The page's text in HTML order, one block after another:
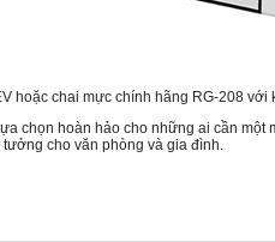
hoặc chai mực chính hãng RG-208
chọn hoàn hảo cho những ai cần
cho văn phòng và gia đình.